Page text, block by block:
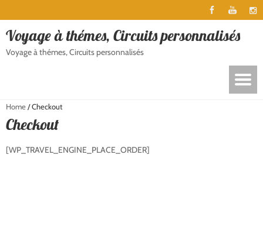
Voyage à thémes, Circuits personnalisés
Voyage à thémes, Circuits personnalisés
Home/Checkout
Checkout
[WP_TRAVEL_ENGINE_PLACE_ORDER]